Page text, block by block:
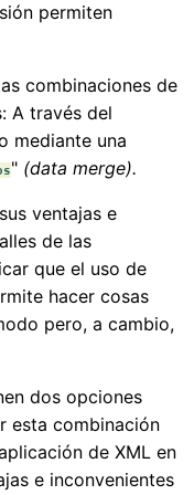
permiten
combinaciones de
A través del
mediante una
" (data merge).
ventajas e
de las
que el uso de
hacer cosas
pero, a cambio,
dos opciones
esta combinación
de XML en
e inconvenientes